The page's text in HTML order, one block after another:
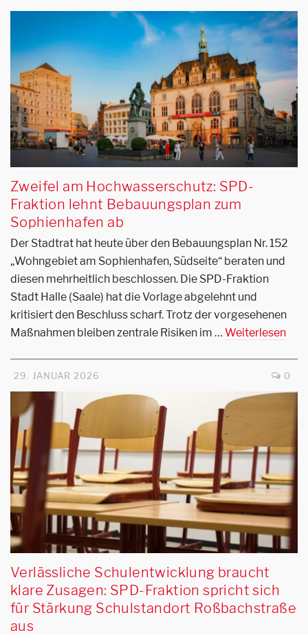
Zweifel am Hochwasserschutz: SPD-
Fraktion lehnt Bebauungsplan zum
Sophienhafen ab
Der Stadtrat hat heute über den Bebauungsplan Nr. 152
„Wohngebiet am Sophienhafen, Südseite“ beraten und
diesen mehrheitlich beschlossen. Die SPD-Fraktion
Stadt Halle (Saale) hat die Vorlage abgelehnt und
kritisiert den Beschluss scharf. Trotz der vorgesehenen
Maßnahmen bleiben zentrale Risiken im … Weiterlesen
29. JANUAR 2026 0
Verlässliche Schulentwicklung braucht
klare Zusagen: SPD-Fraktion spricht sich
für Stärkung Schulstandort Roßbachstraße
aus